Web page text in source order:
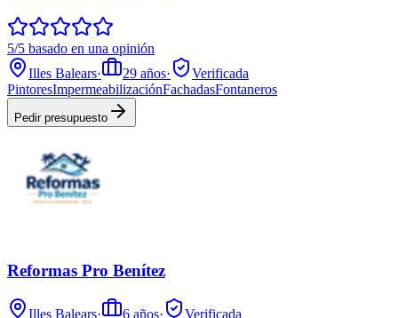
5/5 basado en una opinión
Illes Balears· 29 años·
Verificada
PintoresImpermeabilizaciónFachadasFontaneros
Pedir presupuesto
Reformas Pro Benítez
Illes Balears· 6 años· Verificada